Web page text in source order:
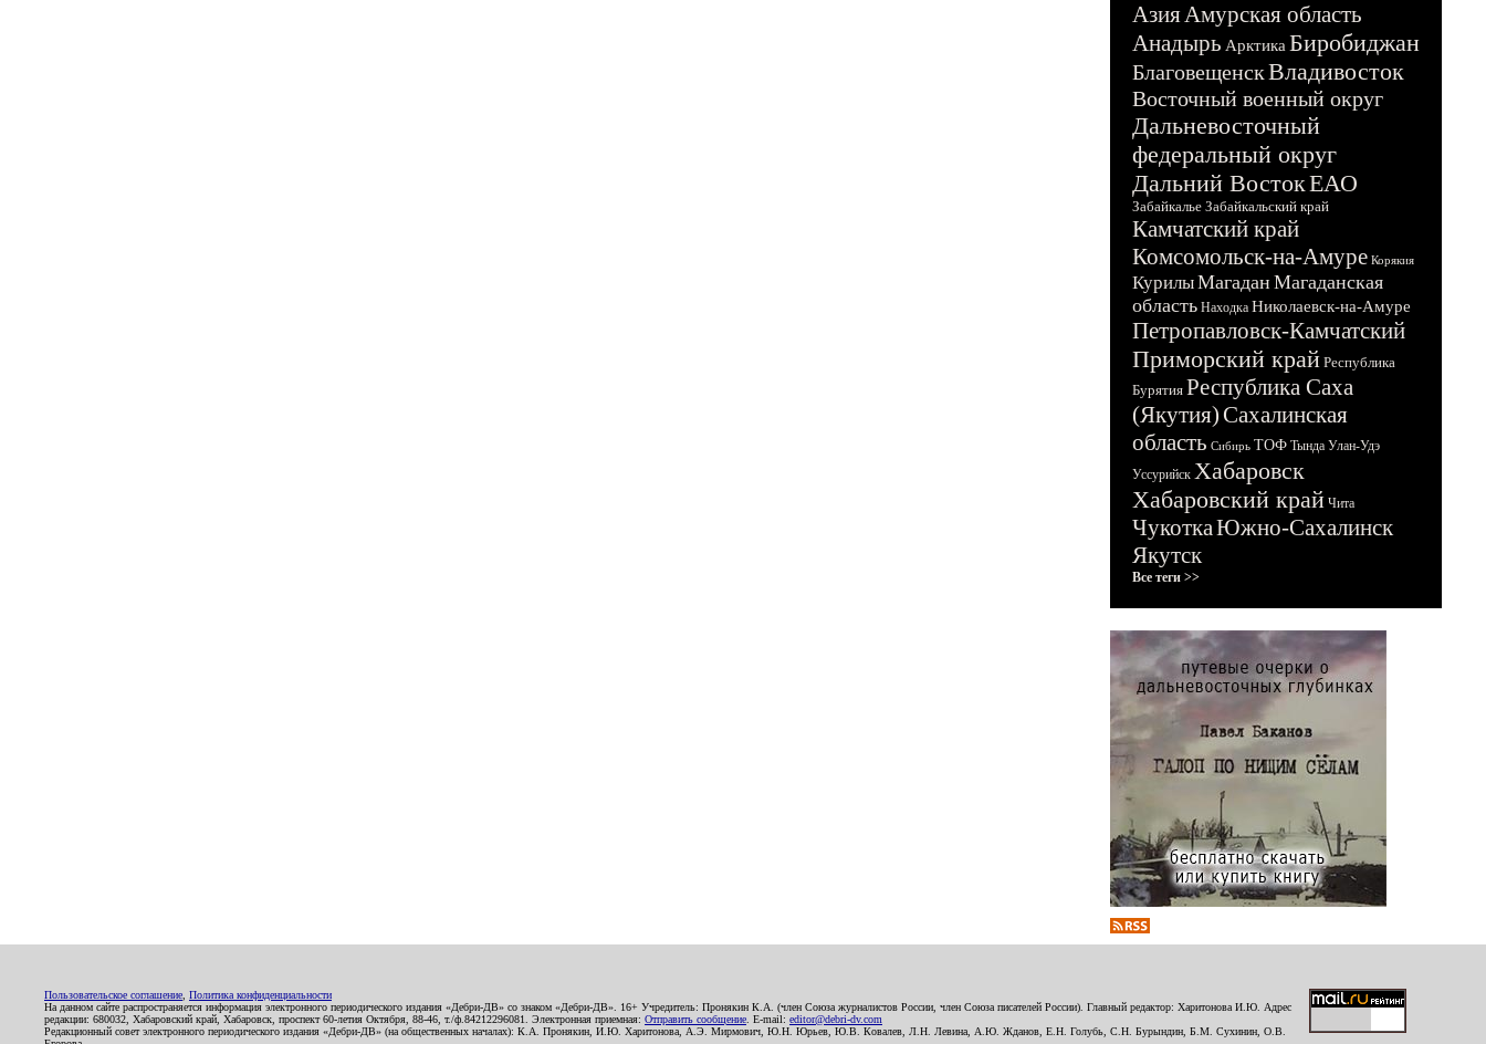
АзияАмурская область
Анадырь Арктика Биробиджан
БлаговещенскВладивосток
Восточный военный округ
Дальневосточный
федеральный округ
Дальний ВостокЕАО
Забайкалье Забайкальский край
Камчатский край
Комсомольск-на-Амуре Корякия
КурилыМагадан Магаданская
область Находка Николаевск-на-Амуре
Петропавловск-Камчатский
Приморский край Республика
Бурятия Республика Саха
(Якутия)Сахалинская
область Сибирь ТОФ Тында Улан-Удэ
Уссурийск Хабаровск
Хабаровский край Чита
ЧукоткаЮжно-Сахалинск
Якутск
Все теги >>
Пользовательское соглашение Политика конфиденциальности
На данном сайте распространяется информация электронного периодического издания «Дебри-ДВ» со знаком «Дебри-ДВ». 16+ Учредитель: Пронякин К.А. (член Союза журналистов России, член Союза писателей России). Главный редактор: Харитонова И.Ю. Адрес
редакции: 680032, Хабаровский край, Хабаровск, проспект 60-летия Октября, 88-46, т./ф.84212296081. Электронная приемная: Отправить сообщение . E-mail: editor@debri-dv.com
Редакционный совет электронного периодического издания «Дебри-ДВ» (на общественных началах): К.А. Пронякин, И.Ю. Харитонова, А.Э. Мирмович, Ю.Н. Юрьев, Ю.В. Ковалев, Л.Н. Левина, А.Ю. Жданов, Е.Н. Голубь, С.Н. Бурындин, Б.М. Сухинин, О.В.